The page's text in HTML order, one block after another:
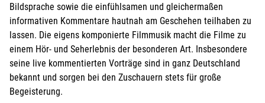
Bildsprache sowie die einfühlsamen und gleichermaßen
informativen Kommentare hautnah am Geschehen teilhaben zu
lassen. Die eigens komponierte Filmmusik macht die Filme zu
einem Hör- und Seherlebnis der besonderen Art. Insbesondere
seine live kommentierten Vorträge sind in ganz Deutschland
bekannt und sorgen bei den Zuschauern stets für große
Begeisterung.